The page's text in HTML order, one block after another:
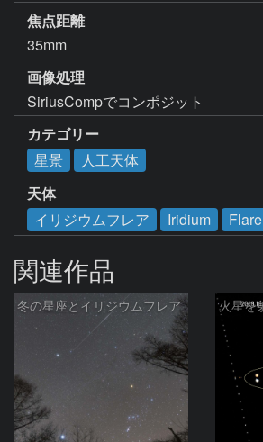
焦点距離
35mm
画像処理
SiriusCompでコンポジット
カテゴリー
星景
人工天体
天体
イリジウムフレア
Iridium Flare
関連作品
冬の星座とイリジウムフレア